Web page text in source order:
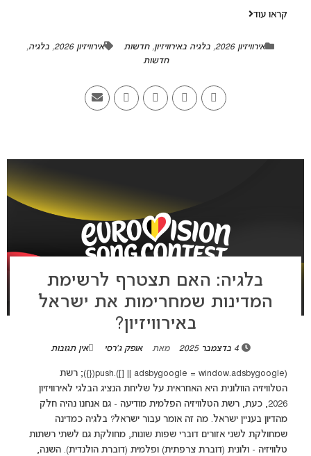
קראו עוד
אירוויזיון 2026 ,בלגיה באירוויזיון,חדשות אירוויזיון 2026 ,בלגיה,
חדשות
בלגיה: האם תצטרף לרשימת
המדינות שמחרימות את ישראל
באירוויזיון?
4 בדצמבר 2025 מאת אופק ג'רסי אין תגובות
(adsbygoogle = window.adsbygoogle || []).push({}); רשת
הטלוויזיה הוולונית היא האחראית על שליחת הנציג הבלגי לאירוויזיון
2026, כעת, רשת הטלוויזיה הפלמית מודיעה - גם אנחנו נהיה חלק
מהדיון בעניין ישראל. מה זה אומר עבור ישראל? בלגיה כמדינה
שמחולקת לשני אזורים דוברי שפות שונות, מחולקת גם לשתי רשתות
טלוויזיה - ולונית (דוברת צרפתית) ופלמית (דוברת הולנדית). השנה,